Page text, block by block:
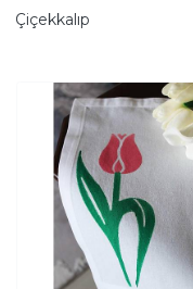
Çiçekkalıp